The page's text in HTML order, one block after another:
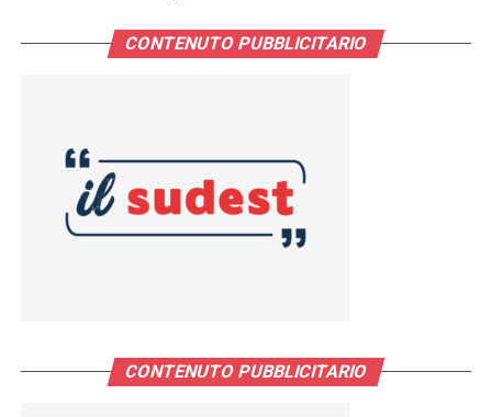
CONTENUTO PUBBLICITARIO
CONTENUTO PUBBLICITARIO